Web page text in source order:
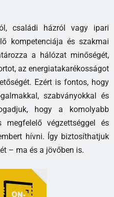
családi házról vagy ipari
kompetenciája és szakmai
a hálózat minőségét,
az energiatakarékosságot
Ezért is fontos, hogy
szabványokkal és
hogy a komolyabb
megfelelő végzettséggel és
hívni. Így biztosíthatjuk
– ma és a jövőben is.